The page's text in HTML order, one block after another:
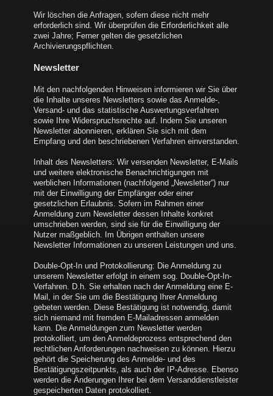
Wir löschen die Anfragen, sofern diese nicht mehr
erforderlich sind. Wir überprüfen die Erforderlichkeit alle
zwei Jahre; Ferner gelten die gesetzlichen
Archivierungspflichten.
Newsletter
Mit den nachfolgenden Hinweisen informieren wir Sie über
die Inhalte unseres Newsletters sowie das Anmelde-,
Versand- und das statistische Auswertungsverfahren
sowie Ihre Widerspruchsrechte auf. Indem Sie unseren
Newsletter abonnieren, erklären Sie sich mit dem
Empfang und den beschriebenen Verfahren einverstanden.
Inhalt des Newsletters: Wir versenden Newsletter, E-Mails
und weitere elektronische Benachrichtigungen mit
werblichen Informationen (nachfolgend „Newsletter“) nur
mit der Einwilligung der Empfänger oder einer
gesetzlichen Erlaubnis. Sofern im Rahmen einer
Anmeldung zum Newsletter dessen Inhalte konkret
umschrieben werden, sind sie für die Einwilligung der
Nutzer maßgeblich. Im Übrigen enthalten unsere
Newsletter Informationen zu unseren Leistungen und uns.
Double-Opt-In und Protokollierung: Die Anmeldung zu
unserem Newsletter erfolgt in einem sog. Double-Opt-In-
Verfahren. D.h. Sie erhalten nach der Anmeldung eine E-
Mail, in der Sie um die Bestätigung Ihrer Anmeldung
gebeten werden. Diese Bestätigung ist notwendig, damit
sich niemand mit fremden E-Mailadressen anmelden
kann. Die Anmeldungen zum Newsletter werden
protokolliert, um den Anmeldeprozess entsprechend den
rechtlichen Anforderungen nachweisen zu können. Hierzu
gehört die Speicherung des Anmelde- und des
Bestätigungszeitpunkts, als auch der IP-Adresse. Ebenso
werden die Änderungen Ihrer bei dem Versanddienstleister
gespeicherten Daten protokolliert.